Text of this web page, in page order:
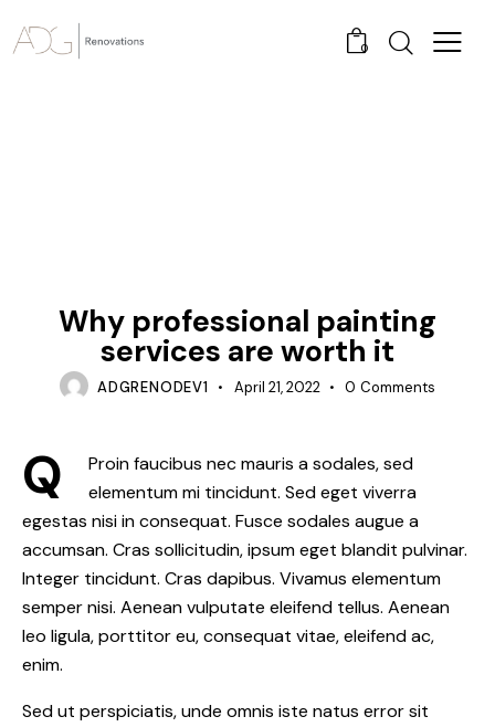
0
Why professional painting
services are worth it
ADGRENODEV1 April 21, 2022 0 Comments
Q
Proin faucibus nec mauris a sodales, sed
elementum mi tincidunt. Sed eget viverra
egestas nisi in consequat. Fusce sodales augue a
accumsan. Cras sollicitudin, ipsum eget blandit pulvinar.
Integer tincidunt. Cras dapibus. Vivamus elementum
semper nisi. Aenean vulputate eleifend tellus. Aenean
leo ligula, porttitor eu, consequat vitae, eleifend ac,
enim.
Sed ut perspiciatis, unde omnis iste natus error sit